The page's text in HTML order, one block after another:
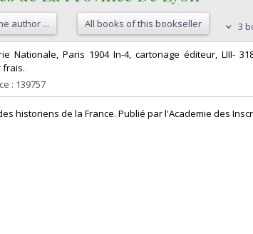
author ... All books of this bookseller 3
Nationale, Paris 1904 In-4, cartonage éditeur, LIII-
frais.‎
: 139757
historiens de la France. Publié par l'Academie des